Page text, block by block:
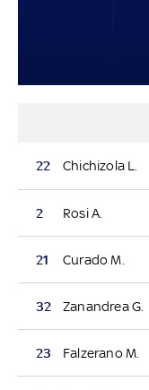
22 Chichizola L.
2 Rosi A.
21 Curado M.
32 Zanandrea G.
23 Falzerano M.